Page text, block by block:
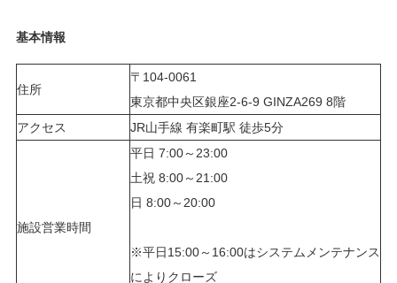
基本情報
住所
〒104-0061
東京都中央区銀座2-6-9 GINZA269 8階
アクセス
JR山手線 有楽町駅 徒歩5分
施設営業時間
平日 7:00～23:00
土祝 8:00～21:00
日 8:00～20:00
※平日15:00～16:00はシステムメンテナンス
によりクローズ